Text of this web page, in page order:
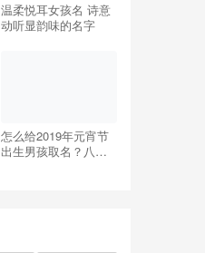
温柔悦耳女孩名 诗意
动听显韵味的名字
怎么给2019年元宵节
出生男孩取名？八字